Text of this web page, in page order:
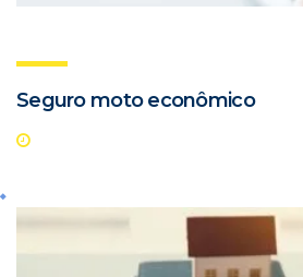
Seguro moto econômico